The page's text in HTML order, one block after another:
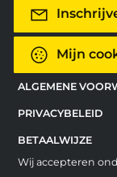
Mijn
ALGEMENE
PRIVACYBELEID
BETAALWIJZE
Wij accepteren